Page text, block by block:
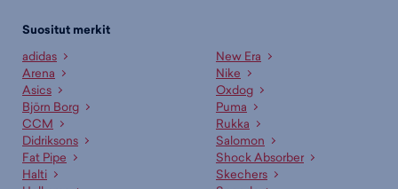
Suositut merkit
adidas
Arena
Asics
Björn Borg
CCM
Didriksons
Fat Pipe
Halti
New Era
Nike
Oxdog
Puma
Rukka
Salomon
Shock Absorber
Skechers